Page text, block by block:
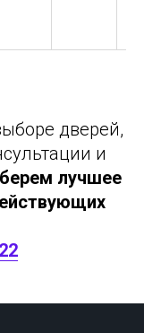
дверей,
и
лучшее